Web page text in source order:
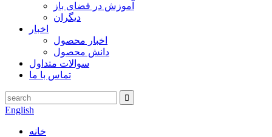
آموزش در فضای باز
دیگران
اخبار
اخبار محصول
دانش محصول
سوالات متداول
تماس با ما
English
خانه